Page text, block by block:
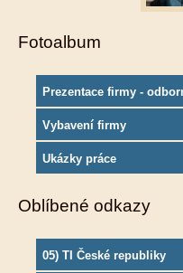
Fotoalbum
Prezentace firmy -
Vybavení firmy
Ukázky práce
Oblíbené odkazy
05) TI České republiky